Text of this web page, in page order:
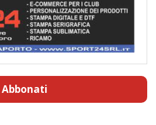
Abbonati